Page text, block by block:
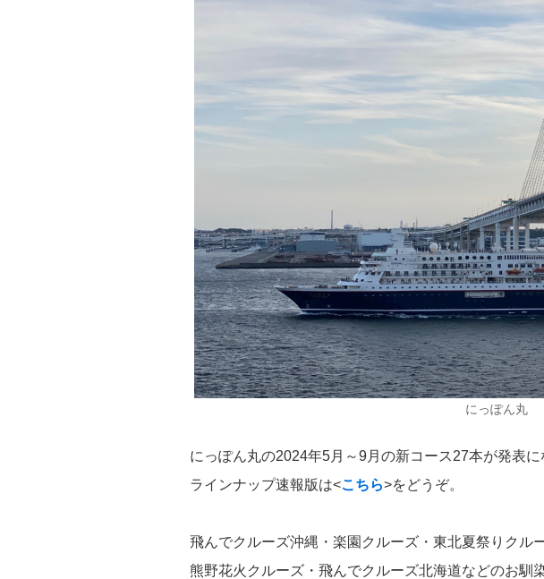
にっぽん丸
にっぽん丸の2024年5月～9月の新コース27本が発表に
ラインナップ速報版は<こちら>をどうぞ。
飛んでクルーズ沖縄・楽園クルーズ・東北夏祭りクル
熊野花火クルーズ・飛んでクルーズ北海道などのお馴